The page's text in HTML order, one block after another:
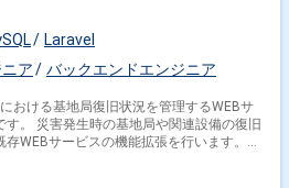
Laravel
ア
バックエンドエンジニア
備の復旧
WEBサービスの機能拡張を行います。
エンドおよびバック